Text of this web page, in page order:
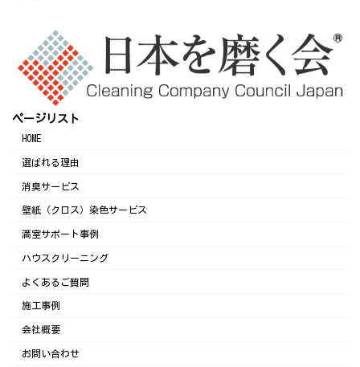
ページリスト
HOME
選ばれる理由
消臭サービス
壁紙（クロス）染色サービス
満室サポート事例
ハウスクリーニング
よくあるご質問
施工事例
会社概要
お問い合わせ